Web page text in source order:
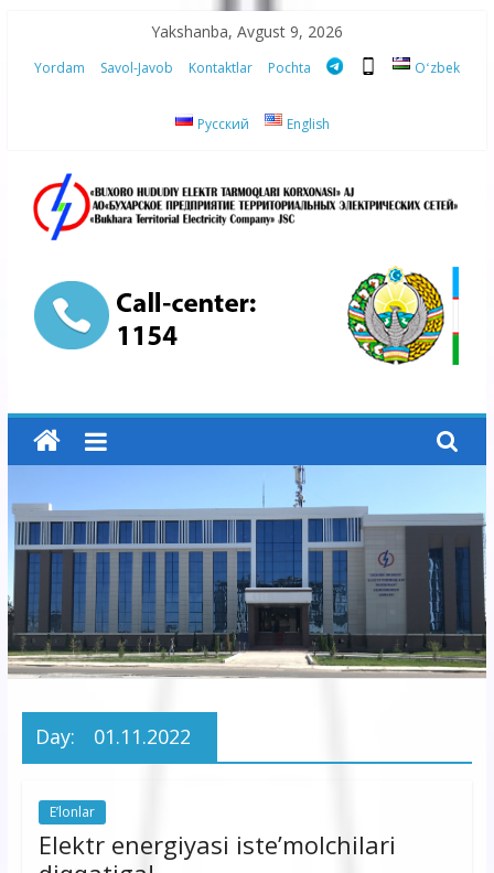
content
Yakshanba, Avgust 9, 2026
Yordam Savol-Javob Kontaktlar Pochta Oʻzbek
Русский English
“Buxoro
hududiy
elektr
tarmoqlari
korxonasi”
AJ
“Buxoro
hududiy
korxonasi”
Day: 01.11.2022
E’lonlar
Elektr energiyasi iste’molchilari